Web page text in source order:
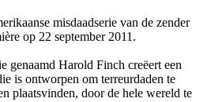
misdaadserie van de zender
op 22 september 2011.
genaamd Harold Finch creëert een
is ontworpen om terreurdaden te
plaatsvinden, door de hele wereld te